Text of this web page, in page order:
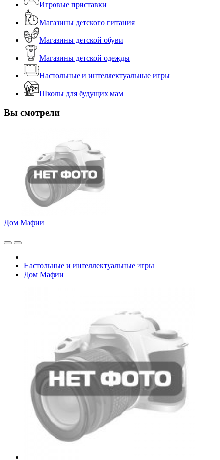
Игровые приставки
Магазины детского питания
Магазины детской обуви
Магазины детской одежды
Настольные и интеллектуальные игры
Школы для будущих мам
Вы смотрели
Дом Мафии
Настольные и интеллектуальные игры
Дом Мафии